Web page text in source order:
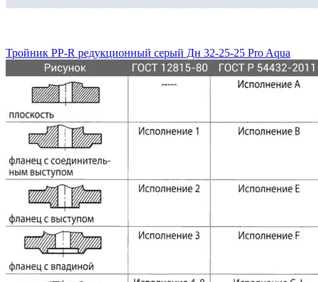
Тройник PP-R редукционный серый Дн 32-25-25 Pro Aqua